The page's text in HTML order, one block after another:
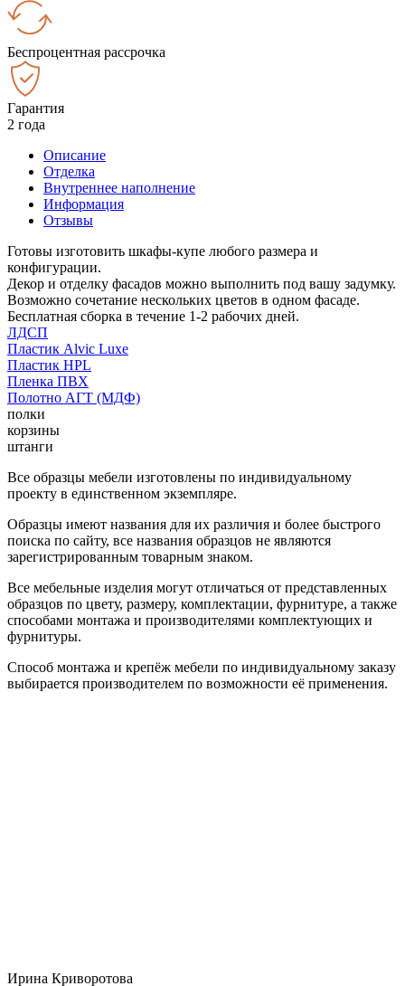
Беспроцентная рассрочка
Гарантия
2 года
Описание
Отделка
Внутреннее наполнение
Информация
Отзывы
Готовы изготовить шкафы-купе любого размера и
конфигурации.
Декор и отделку фасадов можно выполнить под вашу задумку.
Возможно сочетание нескольких цветов в одном фасаде.
Бесплатная сборка в течение 1-2 рабочих дней.
ЛДСП
Пластик Alvic Luxe
Пластик HPL
Пленка ПВХ
Полотно АГТ (МДФ)
полки
корзины
штанги
Все образцы мебели изготовлены по индивидуальному
проекту в единственном экземпляре.
Образцы имеют названия для их различия и более быстрого
поиска по сайту, все названия образцов не являются
зарегистрированным товарным знаком.
Все мебельные изделия могут отличаться от представленных
образцов по цвету, размеру, комплектации, фурнитуре, а также
способами монтажа и производителями комплектующих и
фурнитуры.
Способ монтажа и крепёж мебели по индивидуальному заказу
выбирается производителем по возможности её применения.
Ирина Криворотова